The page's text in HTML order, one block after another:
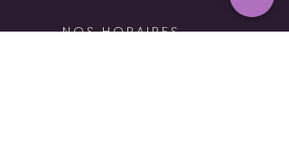
NOS HORAIRES